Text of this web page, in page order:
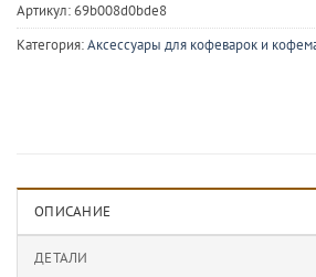
Артикул:69b008d0bde8
Категория:Аксессуары для кофеварок и
ОПИСАНИЕ
ДЕТАЛИ